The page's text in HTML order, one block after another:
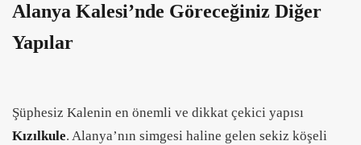
Alanya Kalesi’nde Göreceğiniz Diğer
Yapılar
Şüphesiz Kalenin en önemli ve dikkat çekici yapısı
Kızılkule. Alanya’nın simgesi haline gelen sekiz köşeli